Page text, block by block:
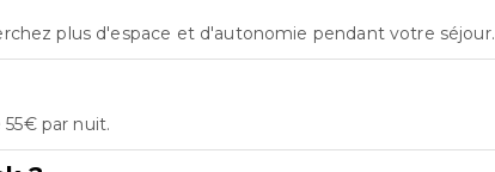
plus d'espace et d'autonomie pendant votre séjour.
par nuit.